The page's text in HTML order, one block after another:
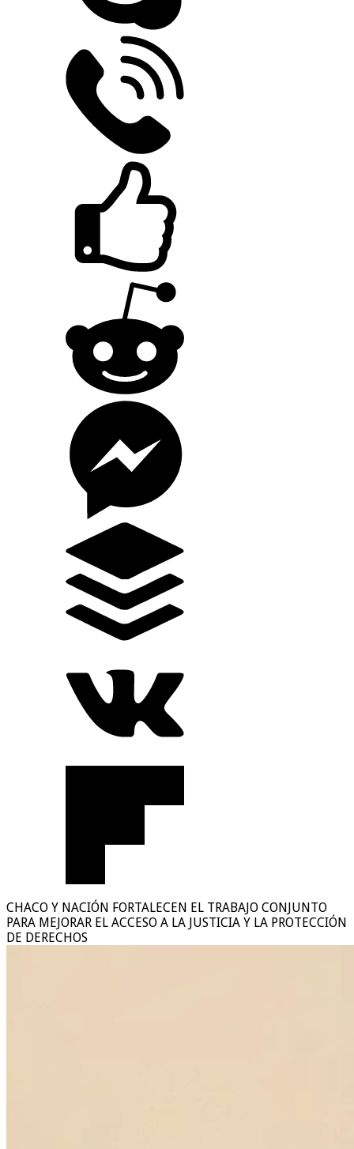
CHACO Y NACIÓN FORTALECEN EL TRABAJO CONJUNTO
PARA MEJORAR EL ACCESO A LA JUSTICIA Y LA PROTECCIÓN
DE DERECHOS